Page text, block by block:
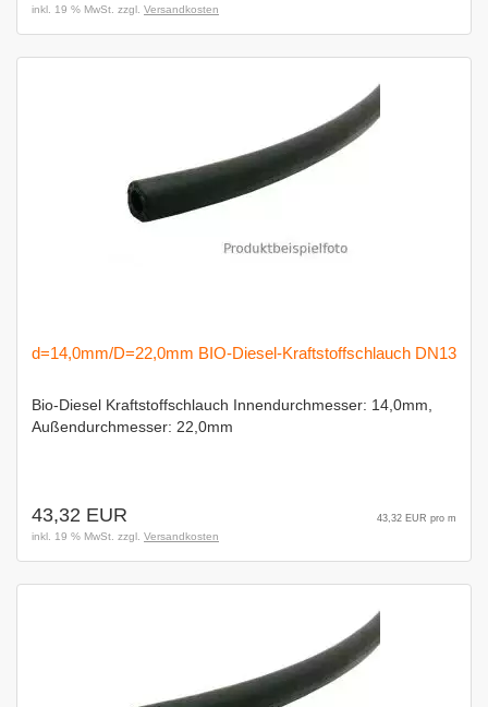
inkl. 19 % MwSt. zzgl. Versandkosten
d=14,0mm/D=22,0mm BIO-Diesel-Kraftstoffschlauch DN13
Bio-Diesel Kraftstoffschlauch Innendurchmesser: 14,0mm,
Außendurchmesser: 22,0mm
43,32 EUR 43,32 EUR pro m
inkl. 19 % MwSt. zzgl. Versandkosten